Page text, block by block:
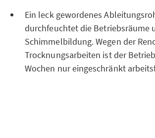
Ein leck gewordenes
durchfeuchtet die Betriebsräume
Schimmelbildung. Wegen der
Trocknungsarbeiten ist der
Wochen nur eingeschränkt